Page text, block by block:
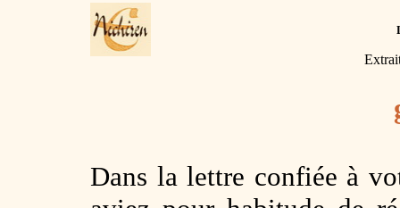
Dans la lettre confiée à